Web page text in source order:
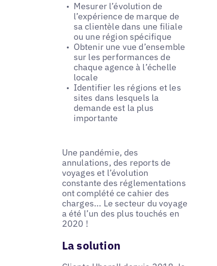
Mesurer l’évolution de
l’expérience de marque de
sa clientèle dans une filiale
ou une région spécifique
Obtenir une vue d’ensemble
sur les performances de
chaque agence à l’échelle
locale
Identifier les régions et les
sites dans lesquels la
demande est la plus
importante
Une pandémie, des
annulations, des reports de
voyages et l’évolution
constante des réglementations
ont complété ce cahier des
charges... Le secteur du voyage
a été l’un des plus touchés en
2020 !
La solution